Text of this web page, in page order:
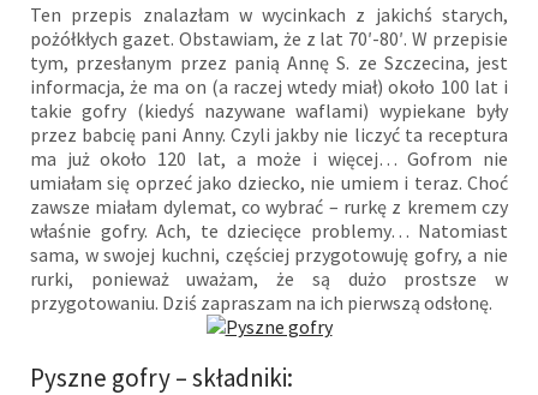
Ten przepis znalazłam w wycinkach z jakichś starych,
pożółkłych gazet. Obstawiam, że z lat 70′-80′. W przepisie
tym, przesłanym przez panią Annę S. ze Szczecina, jest
informacja, że ma on (a raczej wtedy miał) około 100 lat i
takie gofry (kiedyś nazywane waflami) wypiekane były
przez babcię pani Anny. Czyli jakby nie liczyć ta receptura
ma już około 120 lat, a może i więcej… Gofrom nie
umiałam się oprzeć jako dziecko, nie umiem i teraz. Choć
zawsze miałam dylemat, co wybrać – rurkę z kremem czy
właśnie gofry. Ach, te dziecięce problemy… Natomiast
sama, w swojej kuchni, częściej przygotowuję gofry, a nie
rurki, ponieważ uważam, że są dużo prostsze w
przygotowaniu. Dziś zapraszam na ich pierwszą odsłonę.
Pyszne gofry – składniki: